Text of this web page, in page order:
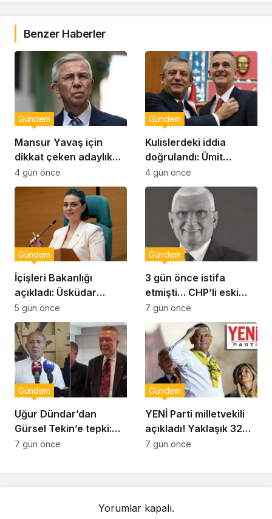
Benzer Haberler
Mansur Yavaş için
dikkat çeken adaylık
çıkışı
Gündem
4 gün önce
Kulislerdeki iddia
doğrulandı: Ümit
Dikbayır AKP’ye mi
geçiyor!
Gündem
4 gün önce
İçişleri Bakanlığı
açıkladı: Üsküdar
Belediye Başkanı
Sinem Dedetaş
görevden uzaklaştırıldı
Gündem
5 gün önce
3 gün önce istifa
etmişti… CHP’li eski
vekil Orhan Ziya Diren
hayatını kaybetti!
Gündem
7 gün önce
Uğur Dündar’dan
Gürsel Tekin’e tepki:
Hakkında suç
Gündem
7 gün önce
YENİ Parti milletvekili
açıkladı! Yaklaşık 32
bin yurttaş bağış yaptı:
Gündem
7 gün önce
Yorumlar kapalı.